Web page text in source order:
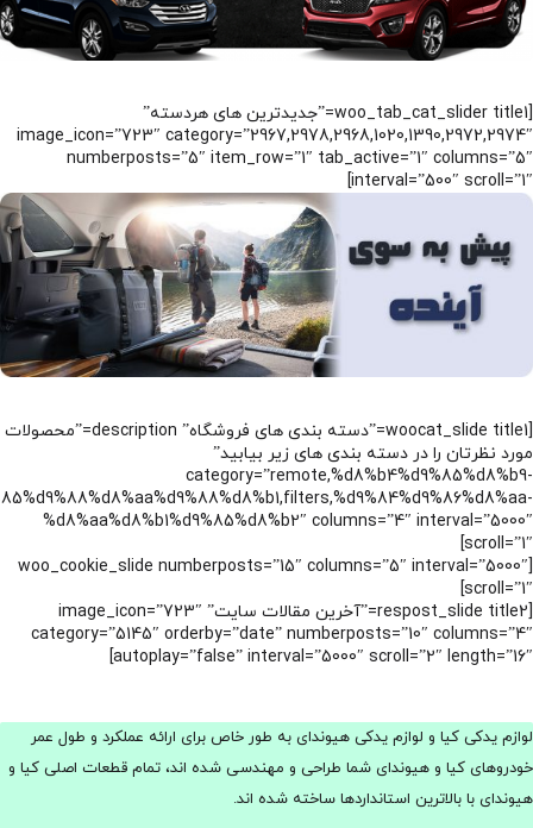
[woo_tab_cat_slider title1=”جدیدترین های هردسته”
image_icon=”723″ category=”2967,2978,2968,1020,1390,2972,2974″
numberposts=”5″ item_row=”1″ tab_active=”1″ columns=”5″
interval=”500″ scroll=”1″]
[woocat_slide title1=”دسته بندی های فروشگاه” description=”محصولات
مورد نظرتان را در دسته بندی های زیر بیابید”
category=”remote,%d8%b4%d9%85%d8%b9-
%d8%aa%d8%b1%d9%85%d8%b2″ columns=”4″ interval=”5000″
scroll=”1″]
[woo_cookie_slide numberposts=”15″ columns=”5″ interval=”5000″
scroll=”1″]
[respost_slide title2=”آخرین مقالات سایت” image_icon=”723″
category=”5145″ orderby=”date” numberposts=”10″ columns=”4″
autoplay=”false” interval=”5000″ scroll=”2″ length=”16″]
لوازم یدکی کیا و لوازم یدکی هیوندای به طور خاص برای ارائه عملکرد و طول عمر
خودروهای کیا و هیوندای شما طراحی و مهندسی شده اند، تمام قطعات اصلی کیا و
هیوندای با بالاترین استانداردها ساخته شده اند.